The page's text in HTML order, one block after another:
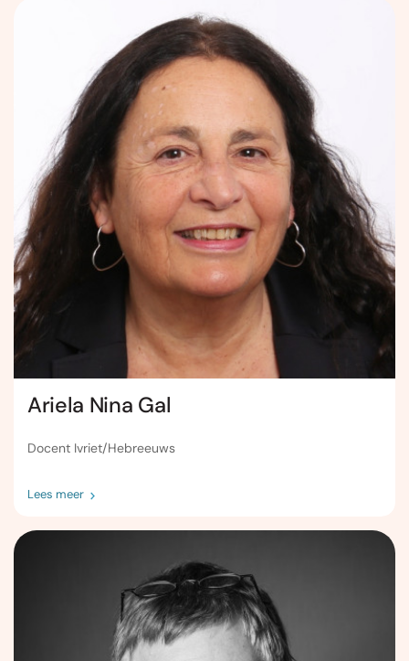
Ariela Nina Gal
Docent Ivriet/Hebreeuws
Lees meer